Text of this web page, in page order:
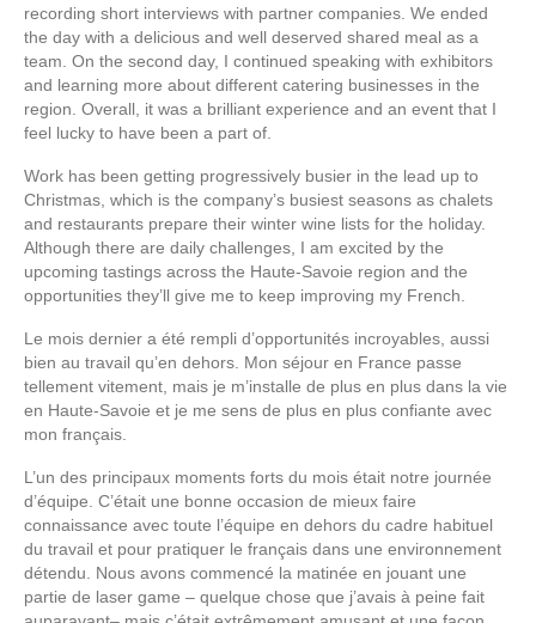
recording short interviews with partner companies. We ended
the day with a delicious and well deserved shared meal as a
team. On the second day, I continued speaking with exhibitors
and learning more about different catering businesses in the
region. Overall, it was a brilliant experience and an event that I
feel lucky to have been a part of.
Work has been getting progressively busier in the lead up to
Christmas, which is the company’s busiest seasons as chalets
and restaurants prepare their winter wine lists for the holiday.
Although there are daily challenges, I am excited by the
upcoming tastings across the Haute-Savoie region and the
opportunities they’ll give me to keep improving my French.
Le mois dernier a été rempli d’opportunités incroyables, aussi
bien au travail qu’en dehors. Mon séjour en France passe
tellement vitement, mais je m’installe de plus en plus dans la vie
en Haute-Savoie et je me sens de plus en plus confiante avec
mon français.
L’un des principaux moments forts du mois était notre journée
d’équipe. C’était une bonne occasion de mieux faire
connaissance avec toute l’équipe en dehors du cadre habituel
du travail et pour pratiquer le français dans une environnement
détendu. Nous avons commencé la matinée en jouant une
partie de laser game – quelque chose que j’avais à peine fait